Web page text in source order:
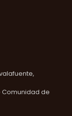
Comunidad de